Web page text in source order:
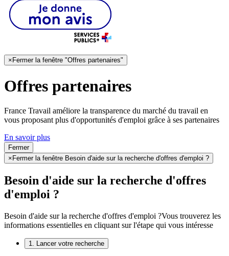
× Fermer la fenêtre "Offres partenaires"
Offres partenaires
France Travail améliore la transparence du marché du travail en
vous proposant plus d'opportunités d'emploi grâce à ses partenaires
En savoir plus
Fermer
× Fermer la fenêtre Besoin d'aide sur la recherche d'offres d'emploi ?
Besoin d'aide sur la recherche d'offres
d'emploi ?
Besoin d'aide sur la recherche d'offres d'emploi ?Vous trouverez les
informations essentielles en cliquant sur l'étape qui vous intéresse
1. Lancer votre recherche